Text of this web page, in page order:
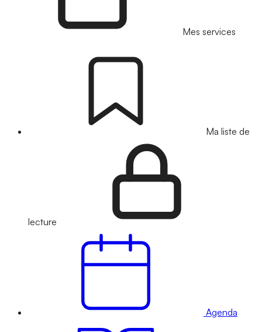
Mes services
Ma liste de
lecture
Agenda